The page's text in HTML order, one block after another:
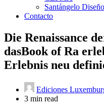
Santángelo Diseño
Contacto
Die Renaissance
dasBook of Ra
Erlebnis neu
Ediciones
3 min read